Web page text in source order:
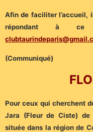
Afin de faciliter l’accueil,
répondant à ce
(Communiqué)
Pour ceux qui cherchent
Jara (Fleur de Ciste) de
située dans la région de